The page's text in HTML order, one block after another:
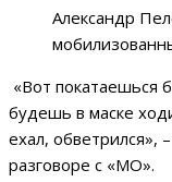
Александр
«Вот покатаешься
будешь в маске
ехал, обветрился»,
разговоре с «МО».